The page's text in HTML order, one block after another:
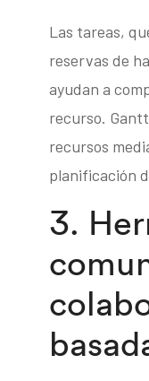
Las tareas,
reservas de
ayudan a
recurso.
recursos
planificación
3.